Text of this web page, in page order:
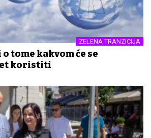
ZELENA TRANZICIJA
tome kakvom će se
koristiti